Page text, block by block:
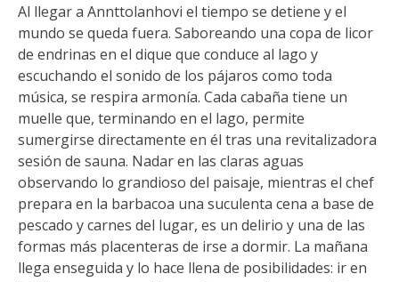
Al llegar a Annttolanhovi el tiempo se detiene y el
mundo se queda fuera. Saboreando una copa de licor
de endrinas en el dique que conduce al lago y
escuchando el sonido de los pájaros como toda
música, se respira armonía. Cada cabaña tiene un
muelle que, terminando en el lago, permite
sumergirse directamente en él tras una revitalizadora
sesión de sauna. Nadar en las claras aguas
observando lo grandioso del paisaje, mientras el chef
prepara en la barbacoa una suculenta cena a base de
pescado y carnes del lugar, es un delirio y una de las
formas más placenteras de irse a dormir. La mañana
llega enseguida y lo hace llena de posibilidades: ir en